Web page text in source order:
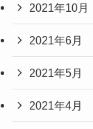
2021年10月
2021年6月
2021年5月
2021年4月